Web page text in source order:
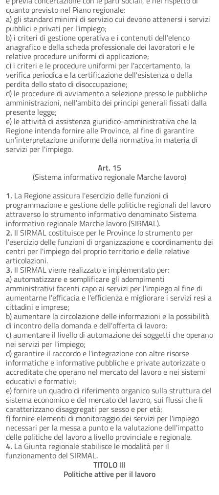
quanto previsto nel Piano regionale:
a) gli standard minimi di servizio cui devono attenersi i servizi
pubblici e privati per l'impiego;
b) i criteri di gestione operativa e i contenuti dell'elenco
anagrafico e della scheda professionale dei lavoratori e le
relative procedure uniformi di applicazione;
c) i criteri e le procedure uniformi per l'accertamento, la
verifica periodica e la certificazione dell'esistenza o della
perdita dello stato di disoccupazione;
d) le procedure di avviamento a selezione presso le pubbliche
amministrazioni, nell'ambito dei principi generali fissati dalla
presente legge;
e) le attività di assistenza giuridico-amministrativa che la
Regione intenda fornire alle Province, al fine di garantire
un'interpretazione uniforme della normativa in materia di
servizi per l'impiego.
Art. 15
(Sistema informativo regionale Marche lavoro)
1. La Regione assicura l'esercizio delle funzioni di
programmazione e gestione delle politiche regionali del lavoro
attraverso lo strumento informativo denominato Sistema
informativo regionale Marche lavoro (SIRMAL).
2. Il SIRMAL costituisce per le Province lo strumento per
l'esercizio delle funzioni di organizzazione e coordinamento dei
centri per l'impiego del proprio territorio e delle relative
articolazioni.
3. Il SIRMAL viene realizzato e implementato per:
a) automatizzare e semplificare gli adempimenti
amministrativi facenti capo ai servizi per l'impiego al fine di
aumentarne l'efficacia e l'efficienza e migliorare i servizi resi a
cittadini e imprese;
b) aumentare la circolazione delle informazioni e la possibilità
di incontro della domanda e dell'offerta di lavoro;
c) aumentare il livello di automazione dei soggetti che operano
nei servizi per l'impiego;
d) garantire il raccordo e l'integrazione con altre risorse
informatiche e informative pubbliche e private autorizzate o
accreditate che operano nel mercato del lavoro e nei sistemi
educativi e formativi;
e) fornire un quadro di riferimento organico sulla struttura del
sistema economico e del mercato del lavoro, sui flussi che li
caratterizzano disaggregati per sesso e per età;
f) fornire elementi di monitoraggio dei servizi per l'impiego
necessari per la messa a punto e la valutazione dell'impatto
delle politiche del lavoro a livello provinciale e regionale.
4. La Giunta regionale stabilisce le modalità per il
funzionamento del SIRMAL.
TITOLO III
Politiche attive per il lavoro